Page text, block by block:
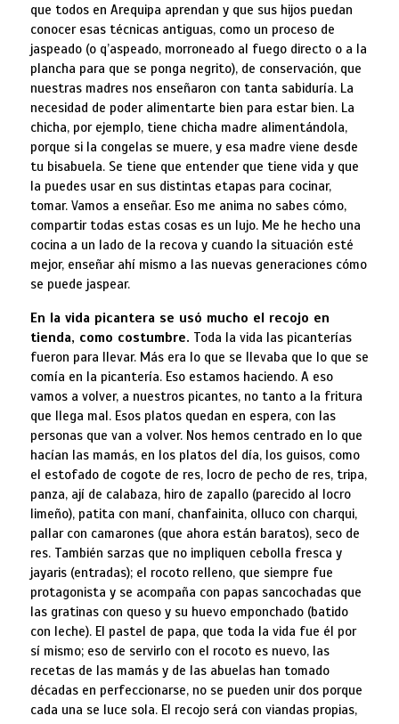
que todos en Arequipa aprendan y que sus hijos puedan
conocer esas técnicas antiguas, como un proceso de
jaspeado (o q’aspeado, morroneado al fuego directo o a la
plancha para que se ponga negrito), de conservación, que
nuestras madres nos enseñaron con tanta sabiduría. La
necesidad de poder alimentarte bien para estar bien. La
chicha, por ejemplo, tiene chicha madre alimentándola,
porque si la congelas se muere, y esa madre viene desde
tu bisabuela. Se tiene que entender que tiene vida y que
la puedes usar en sus distintas etapas para cocinar,
tomar. Vamos a enseñar. Eso me anima no sabes cómo,
compartir todas estas cosas es un lujo. Me he hecho una
cocina a un lado de la recova y cuando la situación esté
mejor, enseñar ahí mismo a las nuevas generaciones cómo
se puede jaspear.
En la vida picantera se usó mucho el recojo en
tienda, como costumbre. Toda la vida las picanterías
fueron para llevar. Más era lo que se llevaba que lo que se
comía en la picantería. Eso estamos haciendo. A eso
vamos a volver, a nuestros picantes, no tanto a la fritura
que llega mal. Esos platos quedan en espera, con las
personas que van a volver. Nos hemos centrado en lo que
hacían las mamás, en los platos del día, los guisos, como
el estofado de cogote de res, locro de pecho de res, tripa,
panza, ají de calabaza, hiro de zapallo (parecido al locro
limeño), patita con maní, chanfainita, olluco con charqui,
pallar con camarones (que ahora están baratos), seco de
res. También sarzas que no impliquen cebolla fresca y
jayaris (entradas); el rocoto relleno, que siempre fue
protagonista y se acompaña con papas sancochadas que
las gratinas con queso y su huevo emponchado (batido
con leche). El pastel de papa, que toda la vida fue él por
sí mismo; eso de servirlo con el rocoto es nuevo, las
recetas de las mamás y de las abuelas han tomado
décadas en perfeccionarse, no se pueden unir dos porque
cada una se luce sola. El recojo será con viandas propias,